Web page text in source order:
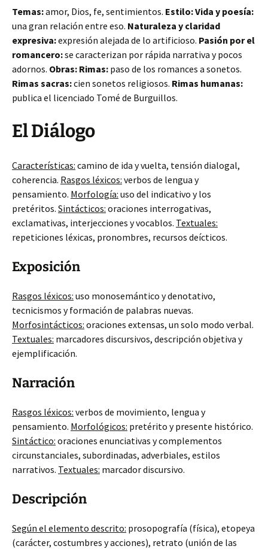
Temas:amor, Dios, fe, sentimientos. Estilo:Vida y poesía:
una gran relación entre eso. Naturaleza y claridad
expresiva:expresión alejada de lo artificioso. Pasión por el
romancero:se caracterizan por rápida narrativa y pocos
adornos. Obras: Rimas: paso de los romances a sonetos.
Rimas sacras:cien sonetos religiosos. Rimas humanas:
publica el licenciado Tomé de Burguillos.
El Diálogo
Características: camino de ida y vuelta, tensión dialogal,
coherencia. Rasgos léxicos: verbos de lengua y
pensamiento. Morfología: uso del indicativo y los
pretéritos. Sintácticos: oraciones interrogativas,
exclamativas, interjecciones y vocablos. Textuales:
repeticiones léxicas, pronombres, recursos deícticos.
Exposición
Rasgos léxicos: uso monosemántico y denotativo,
tecnicismos y formación de palabras nuevas.
Morfosintácticos: oraciones extensas, un solo modo verbal.
Textuales: marcadores discursivos, descripción objetiva y
ejemplificación.
Narración
Rasgos léxicos: verbos de movimiento, lengua y
pensamiento. Morfológicos: pretérito y presente histórico.
Sintáctico: oraciones enunciativas y complementos
circunstanciales, subordinadas, adverbiales, estilos
narrativos. Textuales: marcador discursivo.
Descripción
Según el elemento descrito: prosopografía (física), etopeya
(carácter, costumbres y acciones), retrato (unión de las